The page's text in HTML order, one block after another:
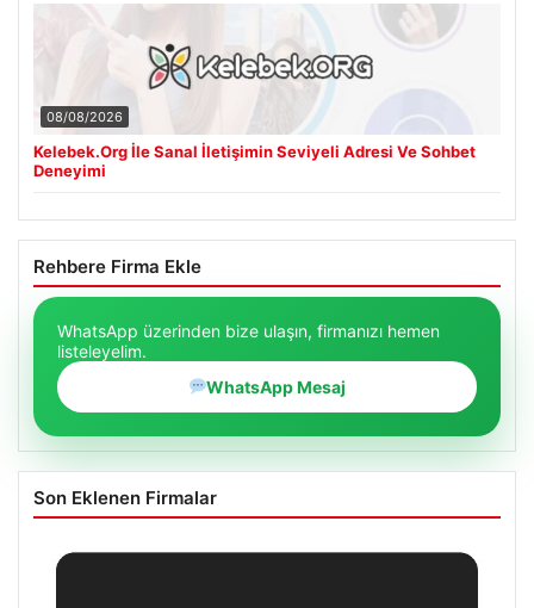
08/08/2026
Kelebek.Org İle Sanal İletişimin Seviyeli Adresi Ve Sohbet
Deneyimi
Rehbere Firma Ekle
WhatsApp üzerinden bize ulaşın, firmanızı hemen
listeleyelim.
WhatsApp Mesaj
Son Eklenen Firmalar